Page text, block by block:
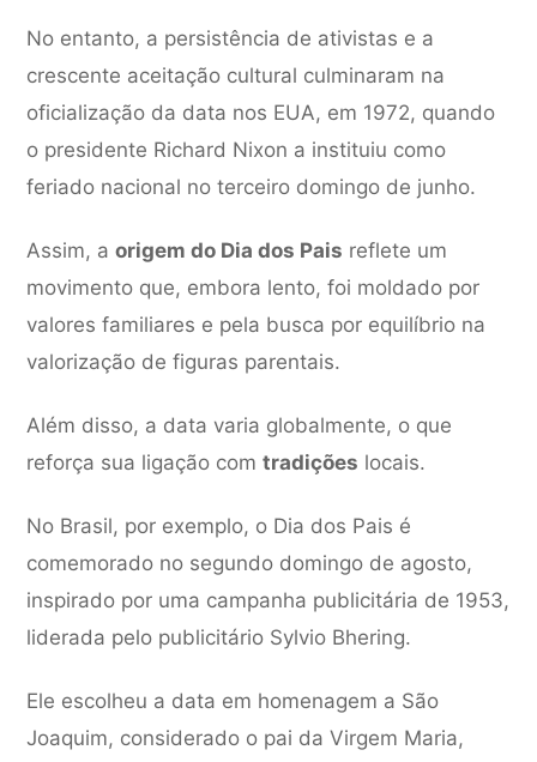
No entanto, a persistência de ativistas e a
crescente aceitação cultural culminaram na
oficialização da data nos EUA, em 1972, quando
o presidente Richard Nixon a instituiu como
feriado nacional no terceiro domingo de junho.
Assim, aorigem do Dia dos Pais reflete um
movimento que, embora lento, foi moldado por
valores familiares e pela busca por equilíbrio na
valorização de figuras parentais.
Além disso, a data varia globalmente, o que
reforça sua ligação comtradições locais.
No Brasil, por exemplo, o Dia dos Pais é
comemorado no segundo domingo de agosto,
inspirado por uma campanha publicitária de 1953,
liderada pelo publicitário Sylvio Bhering.
Ele escolheu a data em homenagem a São
Joaquim, considerado o pai da Virgem Maria,